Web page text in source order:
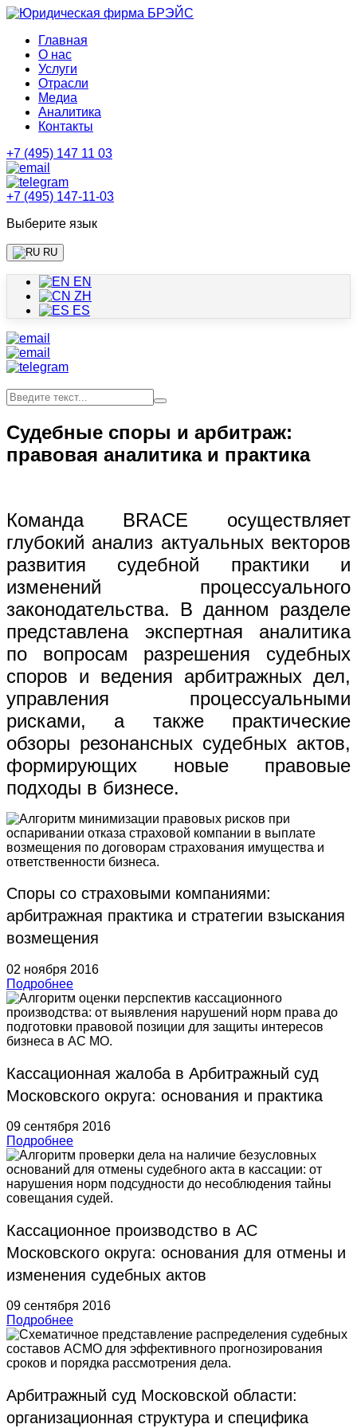
Главная
О нас
Услуги
Отрасли
Медиа
Аналитика
Контакты
+7 (495) 147 11 03
+7 (495) 147-11-03
Выберите язык
RU
EN
ZH
ES
Судебные споры и арбитраж:
правовая аналитика и практика
Команда BRACE осуществляет
глубокий анализ актуальных векторов
развития судебной практики и
изменений процессуального
законодательства. В данном разделе
представлена экспертная аналитика
по вопросам разрешения судебных
споров и ведения арбитражных дел,
управления процессуальными
рисками, а также практические
обзоры резонансных судебных актов,
формирующих новые правовые
подходы в бизнесе.
Споры со страховыми компаниями:
арбитражная практика и стратегии взыскания
возмещения
02 ноября 2016
Подробнее
Кассационная жалоба в Арбитражный суд
Московского округа: основания и практика
09 сентября 2016
Подробнее
Кассационное производство в АС
Московского округа: основания для отмены и
изменения судебных актов
09 сентября 2016
Подробнее
Арбитражный суд Московской области:
организационная структура и специфика